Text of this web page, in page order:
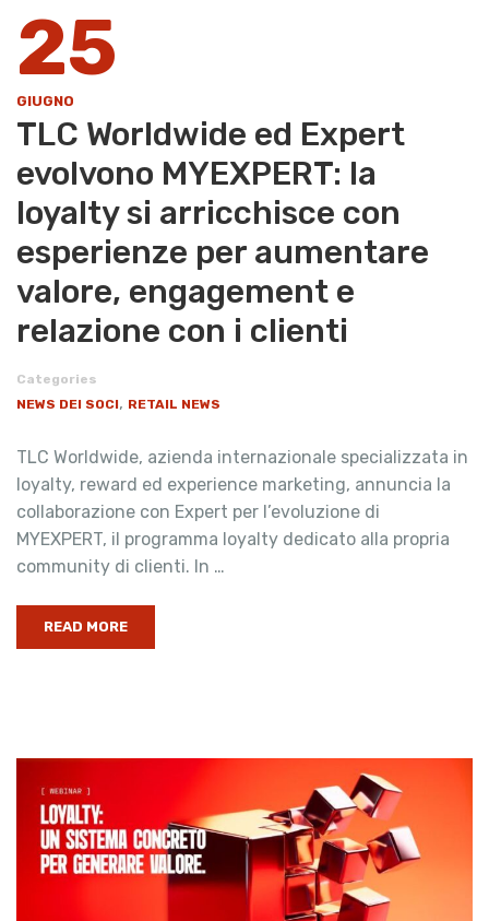
25
GIUGNO
TLC Worldwide ed Expert
evolvono MYEXPERT: la
loyalty si arricchisce con
esperienze per aumentare
valore, engagement e
relazione con i clienti
Categories
NEWS DEI SOCI, RETAIL NEWS
TLC Worldwide, azienda internazionale specializzata in
loyalty, reward ed experience marketing, annuncia la
collaborazione con Expert per l’evoluzione di
MYEXPERT, il programma loyalty dedicato alla propria
community di clienti. In …
READ MORE